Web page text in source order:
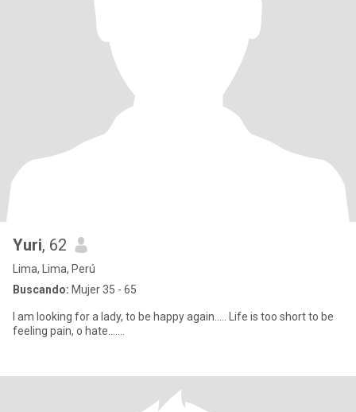
Yuri, 62
Lima, Lima, Perú
Buscando: Mujer 35 - 65
I am looking for a lady, to be happy again..... Life is too short to be
feeling pain, o hate.......